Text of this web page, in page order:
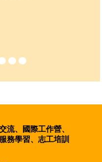
流、國際工作營、
務學習、志工培訓